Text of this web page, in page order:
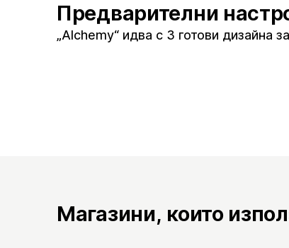
Предварителни
„Alchemy“ идва с 3 готови дизайна
Магазини, които